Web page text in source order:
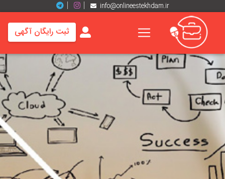
info@onlineestekhdam.ir
خانه
فرصت
های
شغلی
برند
رزومه
ها
ثبت رایگان آگهی